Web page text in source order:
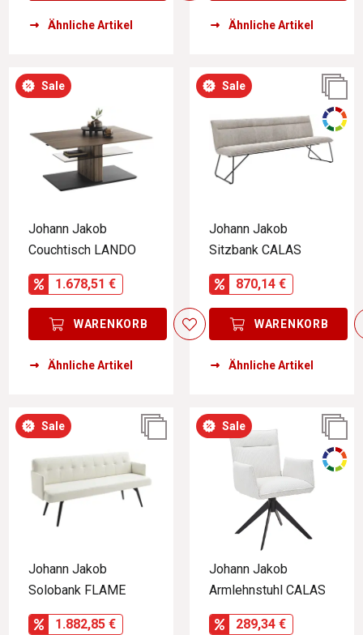
Ähnliche Artikel Ähnliche Artikel
Sale
Johann Jakob
Couchtisch LANDO
1.678,51 €
WARENKORB
Ähnliche Artikel
Sale
Johann Jakob
Sitzbank CALAS
870,14 €
WARENKORB
Ähnliche Artikel
Sale
Johann Jakob
Solobank FLAME
1.882,85 €
Sale
Johann Jakob
Armlehnstuhl CALAS
289,34 €